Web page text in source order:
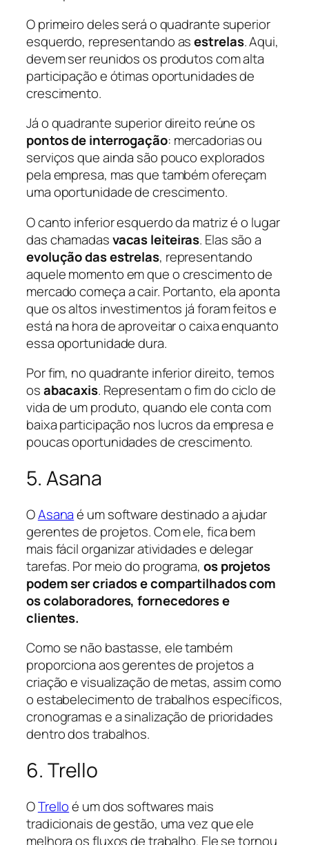
O primeiro deles será o quadrante superior
esquerdo, representando asestrelas. Aqui,
devem ser reunidos os produtos com alta
participação e ótimas oportunidades de
crescimento.
Já o quadrante superior direito reúne os
pontos de interrogação: mercadorias ou
serviços que ainda são pouco explorados
pela empresa, mas que também ofereçam
uma oportunidade de crescimento.
O canto inferior esquerdo da matriz é o lugar
das chamadasvacas leiteiras. Elas são a
evolução das estrelas, representando
aquele momento em que o crescimento de
mercado começa a cair. Portanto, ela aponta
que os altos investimentos já foram feitos e
está na hora de aproveitar o caixa enquanto
essa oportunidade dura.
Por fim, no quadrante inferior direito, temos
osabacaxis. Representam o fim do ciclo de
vida de um produto, quando ele conta com
baixa participação nos lucros da empresa e
poucas oportunidades de crescimento.
5. Asana
OAsanaé um software destinado a ajudar
gerentes de projetos. Com ele, fica bem
mais fácil organizar atividades e delegar
tarefas. Por meio do programa, os projetos
podem ser criados e compartilhados com
os colaboradores, fornecedores e
clientes.
Como se não bastasse, ele também
proporciona aos gerentes de projetos a
criação e visualização de metas, assim como
o estabelecimento de trabalhos específicos,
cronogramas e a sinalização de prioridades
dentro dos trabalhos.
6. Trello
OTrelloé um dos softwares mais
tradicionais de gestão, uma vez que ele
melhora os fluxos de trabalho. Ele se tornou